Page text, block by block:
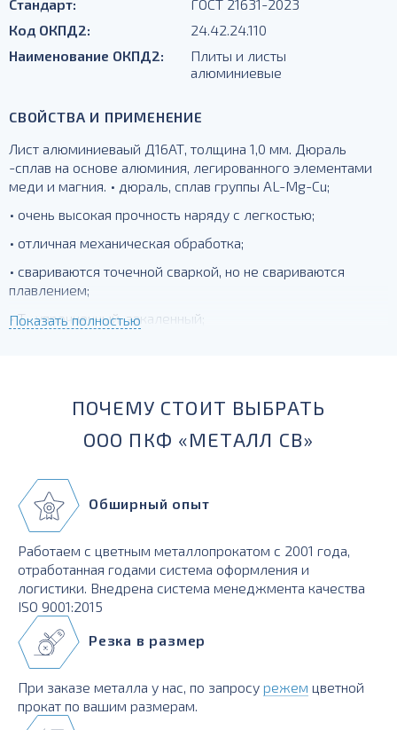
Стандарт:
ГОСТ 21631-2023
Код ОКПД2:
24.42.24.110
Наименование ОКПД2:
Плиты и листы
алюминиевые
СВОЙСТВА И ПРИМЕНЕНИЕ
Лист алюминиеваый Д16АТ, толщина 1,0 мм. Дюраль
-сплав на основе алюминия, легированного элементами
меди и магния. • дюраль, сплав группы AL-Mg-Cu;
• очень высокая прочность наряду с легкостью;
• отличная механическая обработка;
• свариваются точечной сваркой, но не свариваются
плавлением;
• Т- упрочненный, закаленный;
Показать полностью
ПОЧЕМУ СТОИТ ВЫБРАТЬ
ООО ПКФ «МЕТАЛЛ СВ»
Обширный опыт
Работаем с цветным металлопрокатом с 2001 года,
отработанная годами система оформления и
логистики. Внедрена система менеджмента качества
ISO 9001:2015
Резка в размер
При заказе металла у нас, по запросу режем цветной
прокат по вашим размерам.